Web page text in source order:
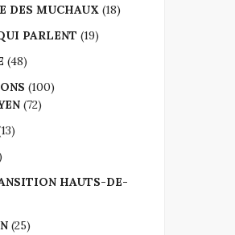
DES MUCHAUX (18)
PARLENT (19)
(48)
(100)
(72)
HAUTS-DE-
(25)